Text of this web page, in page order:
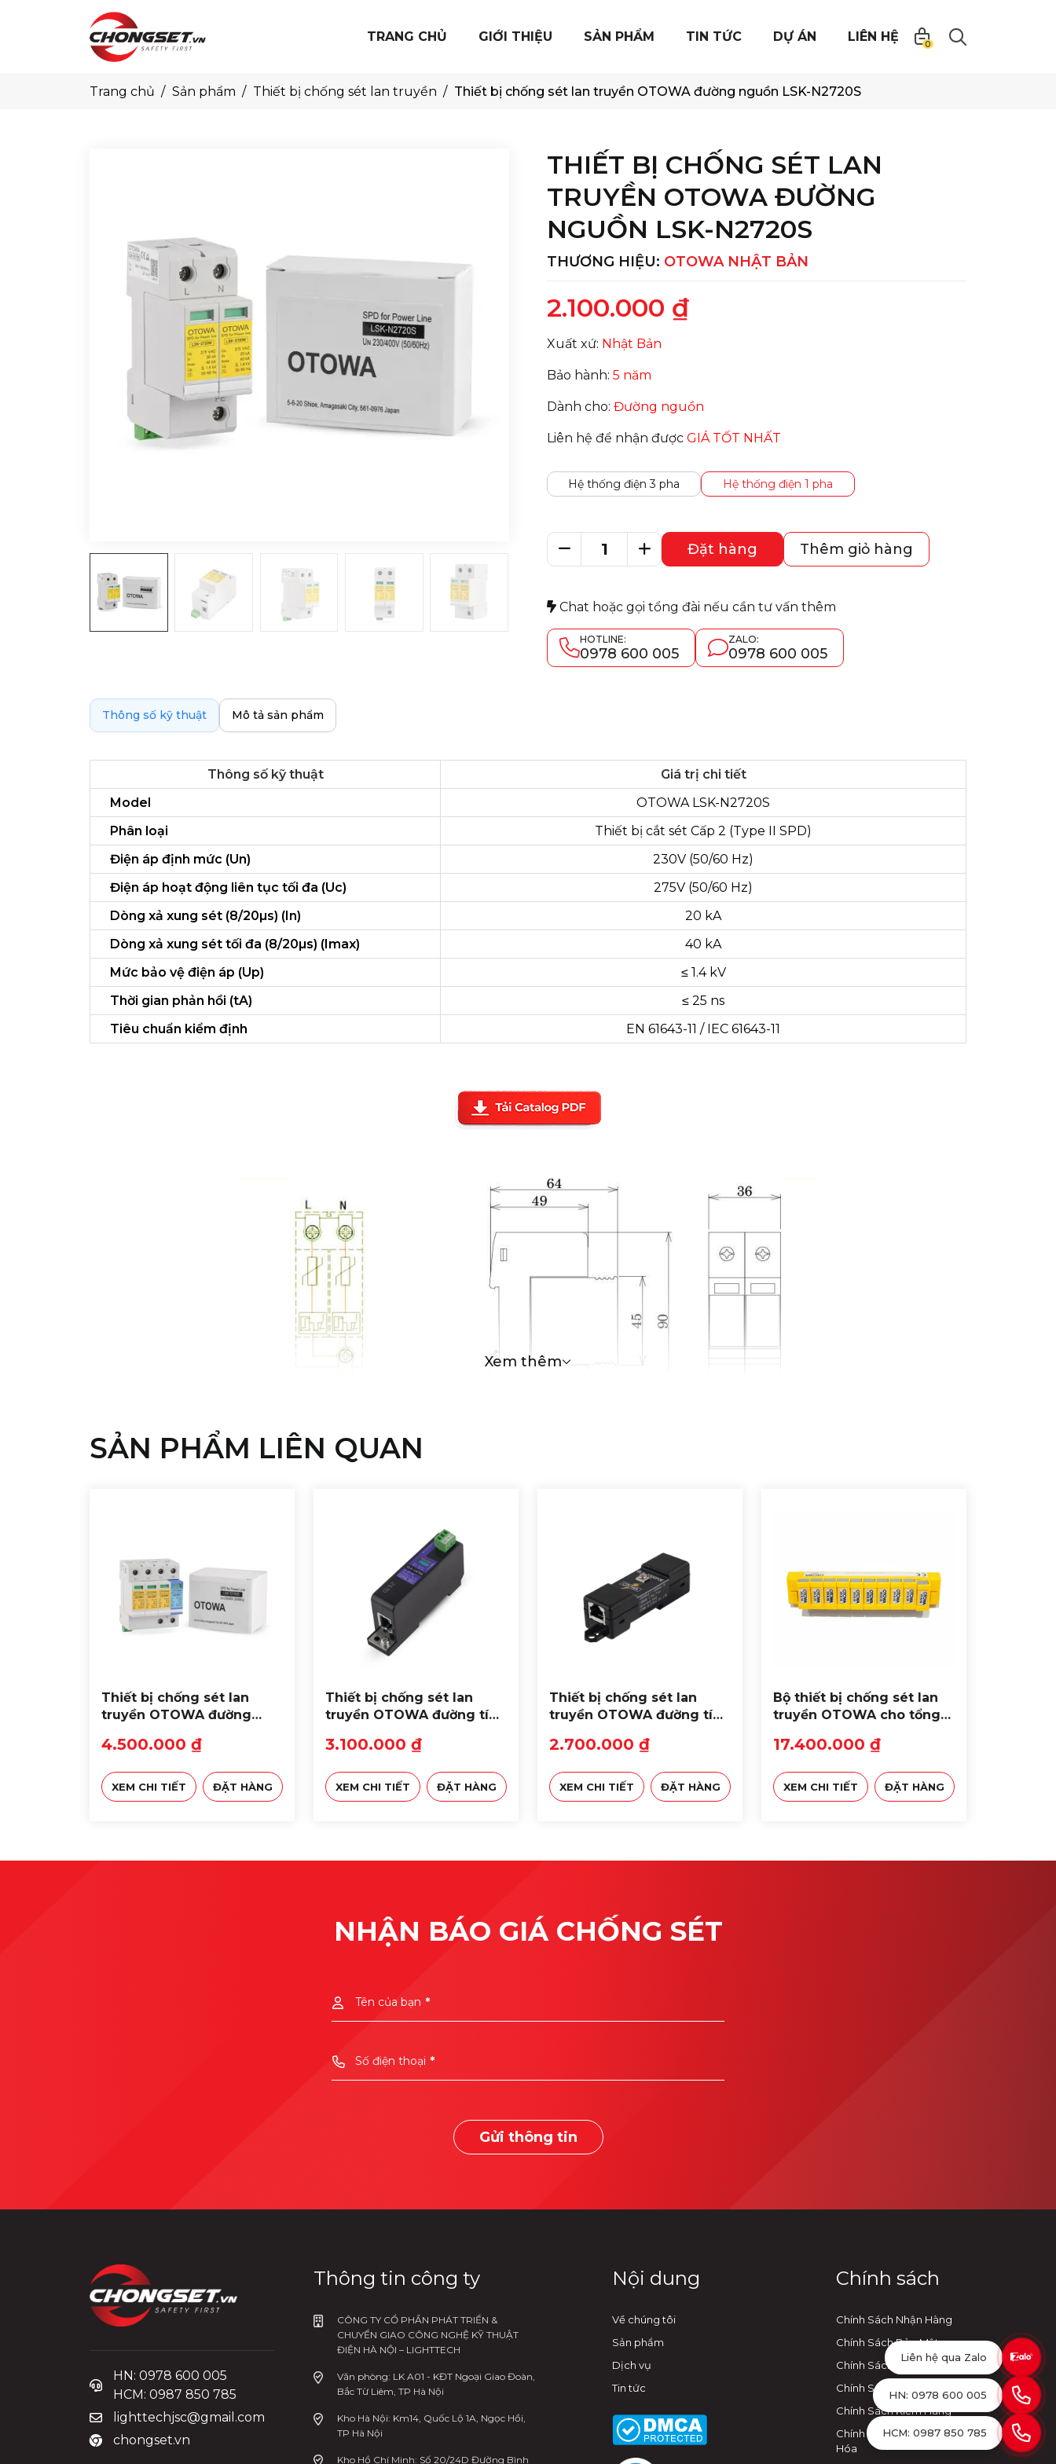
TRANG CHỦ GIỚI THIỆU SẢN PHẨM TIN TỨC DỰ ÁN LIÊN HỆ 0
Trang chủ Sản phẩm Thiết bị chống sét lan truyền Thiết bị chống sét lan truyền OTOWA đường nguồn LSK-N2720S
THIẾT BỊ CHỐNG SÉT LAN
TRUYỀN OTOWA ĐƯỜNG
NGUỒN LSK-N2720S
THƯƠNG HIỆU: OTOWA NHẬT BẢN
2.100.000 ₫
Xuất xứ: Nhật Bản
Bảo hành: 5 năm
Dành cho: Đường nguồn
Liên hệ để nhận được GIÁ TỐT NHẤT
Hệ thống điện 3 pha Hệ thống điện 1 pha
Đặt hàng Thêm giỏ hàng
Chat hoặc gọi tổng đài nếu cần tư vấn thêm
HOTLINE:
0978 600 005
ZALO:
0978 600 005
Thông số kỹ thuật Mô tả sản phẩm
Thông số kỹ thuật
Giá trị chi tiết
Model
OTOWA LSK-N2720S
Phân loại
Thiết bị cắt sét Cấp 2 (Type II SPD)
Điện áp định mức (Un)
230V (50/60 Hz)
Điện áp hoạt động liên tục tối đa (Uc)
275V (50/60 Hz)
Dòng xả xung sét (8/20µs) (In)
20 kA
Dòng xả xung sét tối đa (8/20µs) (Imax)
40 kA
Mức bảo vệ điện áp (Up)
≤ 1.4 kV
Thời gian phản hồi (tA)
≤ 25 ns
Tiêu chuẩn kiểm định
EN 61643-11 / IEC 61643-11
Xem thêm
SẢN PHẨM LIÊN QUAN
Thiết bị chống sét lan
truyền OTOWA đường
4.500.000 ₫
XEM CHI TIẾT ĐẶT HÀNG
Thiết bị chống sét lan
truyền OTOWA đường tín
CAT6S
3.100.000 ₫
XEM CHI TIẾT ĐẶT HÀNG
Thiết bị chống sét lan
truyền OTOWA đường tín
1000POE
2.700.000 ₫
XEM CHI TIẾT ĐẶT HÀNG
Bộ thiết bị chống sét lan
truyền OTOWA cho tổng
và SPU-EF
17.400.000 ₫
XEM CHI TIẾT ĐẶT HÀNG
NHẬN BÁO GIÁ CHỐNG SÉT
Tên của bạn *
Số điện thoại *
Gửi thông tin
HN: 0978 600 005
HCM: 0987 850 785
lighttechjsc@gmail.com
chongset.vn
Thông tin công ty
CÔNG TY CỔ PHẦN PHÁT TRIỂN &
CHUYỂN GIAO CÔNG NGHỆ KỸ THUẬT
ĐIỆN HÀ NỘI – LIGHTTECH
Văn phòng: LK A01 - KĐT Ngoại Giao Đoàn,
Bắc Từ Liêm, TP Hà Nội
Kho Hà Nội: Km14, Quốc Lộ 1A, Ngọc Hồi,
TP Hà Nội
Kho Hồ Chí Minh: Số 20/24D Đường Bình
Nội dung
Về chúng tôi
Sản phẩm
Dịch vụ
Tin tức
Chính sách
Chính Sách Nhận Hàng
Chính Sách Bảo Mật
Chính Sách Thanh Toán
Chính Sách Vận Chuyển
Chính Sách Kiểm Hàng
Chính Sách Đổi Trả Hàng
Hóa
Liên hệ qua Zalo
HN: 0978 600 005
HCM: 0987 850 785